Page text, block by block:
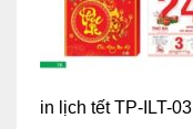
in lịch tết TP-ILT-03